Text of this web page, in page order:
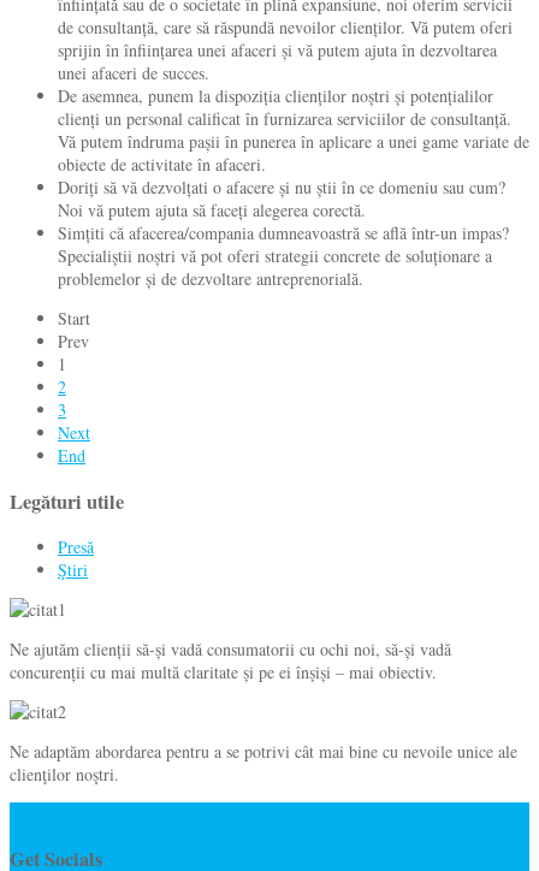
înființată sau de o societate în plină expansiune, noi oferim servicii
de consultanță, care să răspundă nevoilor clienților. Vă putem oferi
sprijin în înființarea unei afaceri și vă putem ajuta în dezvoltarea
unei afaceri de succes.
De asemnea, punem la dispoziția clienților noștri și potențialilor
clienți un personal calificat în furnizarea serviciilor de consultanță.
Vă putem îndruma pașii în punerea în aplicare a unei game variate de
obiecte de activitate în afaceri.
Doriți să vă dezvolțati o afacere și nu știi în ce domeniu sau cum?
Noi vă putem ajuta să faceți alegerea corectă.
Simțiti că afacerea/compania dumneavoastră se află într-un impas?
Specialiștii noștri vă pot oferi strategii concrete de soluționare a
problemelor și de dezvoltare antreprenorială.
Start
Prev
1
2
3
Next
End
Legături utile
Presă
Ştiri
Ne ajutăm clienții să-și vadă consumatorii cu ochi noi, să-și vadă
concurenții cu mai multă claritate și pe ei înșiși – mai obiectiv.
Ne adaptăm abordarea pentru a se potrivi cât mai bine cu nevoile unice ale
clienţilor noştri.
Get Socials